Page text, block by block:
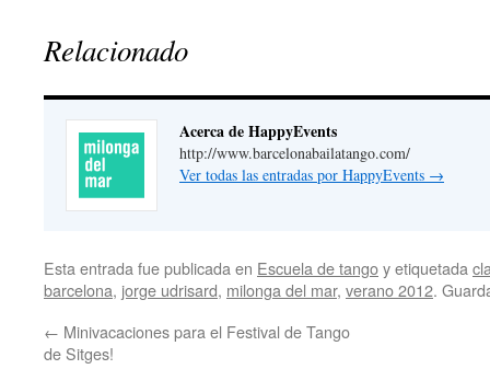
Relacionado
Acerca de HappyEvents
http://www.barcelonabailatango.com/
Ver todas las entradas por HappyEvents →
Esta entrada fue publicada en Escuela de tangoy etiquetada
barcelona, jorge udrisard, milonga del mar, verano 2012.
← Minivacaciones para el Festival de Tango
de Sitges!